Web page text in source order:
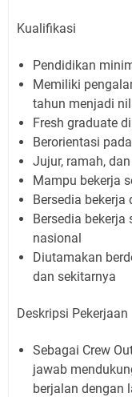
Kualifikasi
Pendidikan
Memiliki
tahun menjadi
Fresh graduate
Berorientasi
Jujur, ramah,
Mampu bekerja
Bersedia
Bersedia
nasional
Diutamakan
dan sekitarnya
Deskripsi Pekerjaan
Sebagai Crew
jawab
berjalan dengan